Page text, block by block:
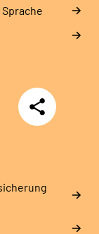
Teilen